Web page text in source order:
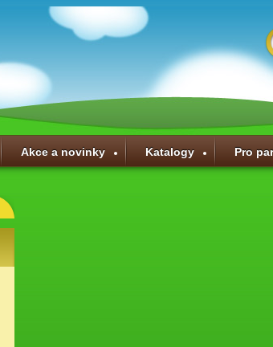
Akce a novinky Katalogy Pro